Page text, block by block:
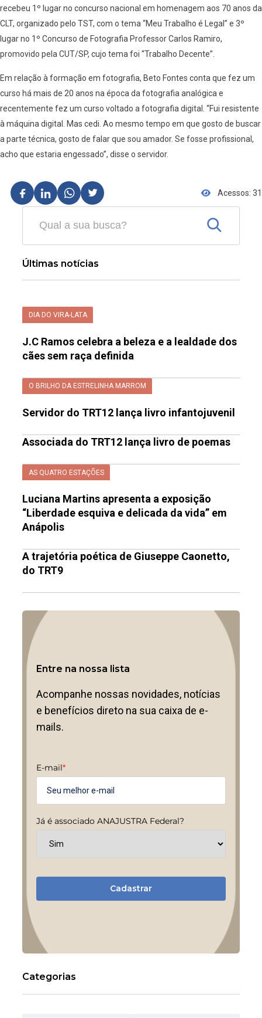
recebeu 1º lugar no concurso nacional em homenagem aos 70 anos da
CLT, organizado pelo TST, com o tema “Meu Trabalho é Legal” e 3º
lugar no 1º Concurso de Fotografia Professor Carlos Ramiro,
promovido pela CUT/SP, cujo tema foi “Trabalho Decente”.
Em relação à formação em fotografia, Beto Fontes conta que fez um
curso há mais de 20 anos na época da fotografia analógica e
recentemente fez um curso voltado a fotografia digital. “Fui resistente
à máquina digital. Mas cedi. Ao mesmo tempo em que gosto de buscar
a parte técnica, gosto de falar que sou amador. Se fosse profissional,
acho que estaria engessado”, disse o servidor.
Acessos: 31
Últimas notícias
DIA DO VIRA-LATA
J.C Ramos celebra a beleza e a lealdade dos
cães sem raça definida
O BRILHO DA ESTRELINHA MARROM
Servidor do TRT12 lança livro infantojuvenil
Associada do TRT12 lança livro de poemas
AS QUATRO ESTAÇÕES
Luciana Martins apresenta a exposição
“Liberdade esquiva e delicada da vida” em
Anápolis
A trajetória poética de Giuseppe Caonetto,
do TRT9
Entre na nossa lista
Acompanhe nossas novidades, notícias
e benefícios direto na sua caixa de e-
mails.
E-mail*
Já é associado ANAJUSTRA Federal?
Cadastrar
Categorias